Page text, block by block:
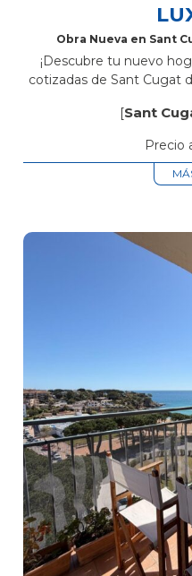
Obra Nueva en Sant
¡Descubre tu nuevo
cotizadas de Sant Cugat
Rius
[Sant
Precio